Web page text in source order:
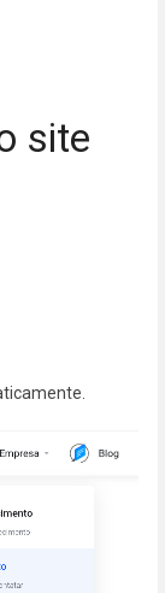
site